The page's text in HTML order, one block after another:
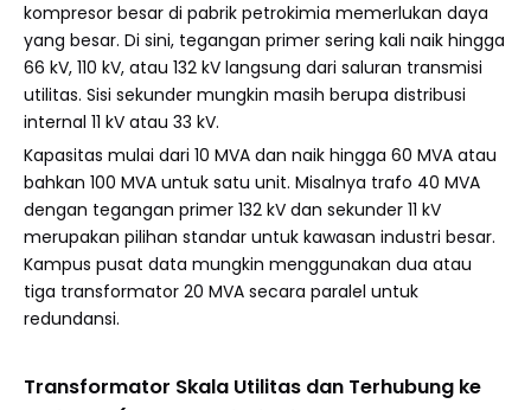
kompresor besar di pabrik petrokimia memerlukan daya
yang besar. Di sini, tegangan primer sering kali naik hingga
66 kV, 110 kV, atau 132 kV langsung dari saluran transmisi
utilitas. Sisi sekunder mungkin masih berupa distribusi
internal 11 kV atau 33 kV.
Kapasitas mulai dari 10 MVA dan naik hingga 60 MVA atau
bahkan 100 MVA untuk satu unit. Misalnya trafo 40 MVA
dengan tegangan primer 132 kV dan sekunder 11 kV
merupakan pilihan standar untuk kawasan industri besar.
Kampus pusat data mungkin menggunakan dua atau
tiga transformator 20 MVA secara paralel untuk
redundansi.
Transformator Skala Utilitas dan Terhubung ke